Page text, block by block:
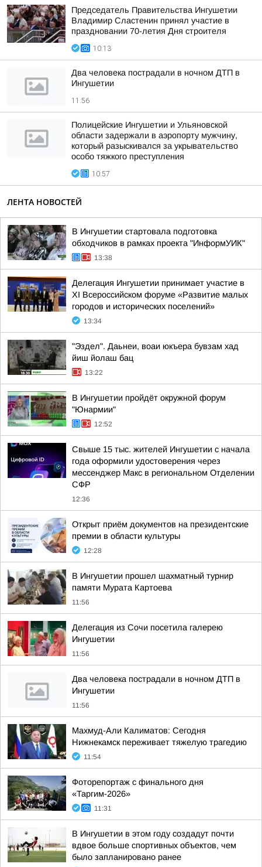
Председатель Правительства Ингушетии
Владимир Сластенин принял участие в
праздновании 70-летия Дня строителя
10:13
Два человека пострадали в ночном ДТП в
Ингушетии
11:56
Полицейские Ингушетии и Ульяновской
области задержали в аэропорту мужчину,
который разыскивался за укрывательство
особо тяжкого преступления
10:57
ЛЕНТА НОВОСТЕЙ
В Ингушетии стартовала подготовка
обходчиков в рамках проекта "ИнформУИК"
13:38
Делегация Ингушетии принимает участие в
XI Всероссийском форуме «Развитие малых
городов и исторических поселений»
13:34
"Эздел". Даьнеи, воаи юкъера бувзам хад
йиш йолаш бац
13:22
В Ингушетии пройдёт окружной форум
"Юнармии"
12:52
Свыше 15 тыс. жителей Ингушетии с начала
года оформили удостоверения через
мессенджер Макс в региональном Отделении
СФР
12:36
Открыт приём документов на президентские
премии в области культуры
12:28
В Ингушетии прошел шахматный турнир
памяти Мурата Картоева
11:56
Делегация из Сочи посетила галерею
Ингушетии
11:56
Два человека пострадали в ночном ДТП в
Ингушетии
11:56
Махмуд-Али Калиматов: Сегодня
Нижнекамск переживает тяжелую трагедию
11:54
Фоторепортаж с финального дня
«Таргим-2026»
11:31
В Ингушетии в этом году создадут почти
вдвое больше спортивных объектов, чем
было запланировано ранее